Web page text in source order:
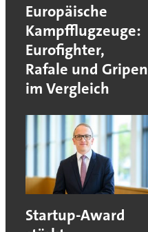
Europäische
Kampfflugzeuge:
Eurofighter,
Rafale und Gripen
im Vergleich
Startup-Award